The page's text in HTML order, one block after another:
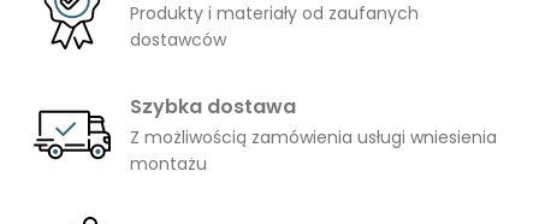
Produkty i materiały od zaufanych
dostawców
Szybka dostawa
Z możliwością zamówienia usługi wniesienia
montażu